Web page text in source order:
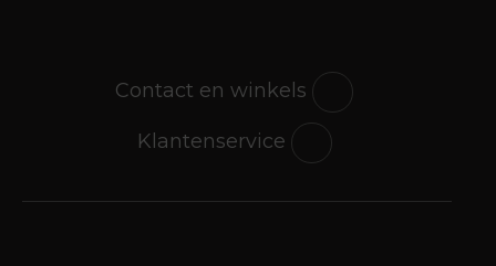
Contact en winkels
Klantenservice